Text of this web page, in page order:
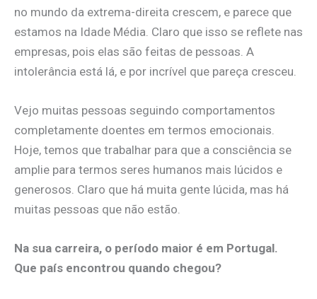
no mundo da extrema-direita crescem, e parece que
estamos na Idade Média. Claro que isso se reflete nas
empresas, pois elas são feitas de pessoas. A
intolerância está lá, e por incrível que pareça cresceu.
Vejo muitas pessoas seguindo comportamentos
completamente doentes em termos emocionais.
Hoje, temos que trabalhar para que a consciência se
amplie para termos seres humanos mais lúcidos e
generosos. Claro que há muita gente lúcida, mas há
muitas pessoas que não estão.
Na sua carreira, o período maior é em Portugal.
Que país encontrou quando chegou?